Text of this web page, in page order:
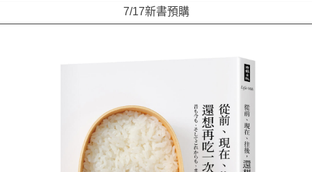
7/17新書預購